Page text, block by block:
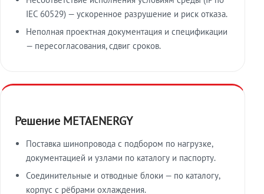
IEC 60529) — ускоренное разрушение и риск отказа.
Неполная проектная документация и спецификации
— пересогласования, сдвиг сроков.
Решение METAENERGY
Поставка шинопровода с подбором по нагрузке,
документацией и узлами по каталогу и паспорту.
Соединительные и отводные блоки — по каталогу,
корпус с рёбрами охлаждения.